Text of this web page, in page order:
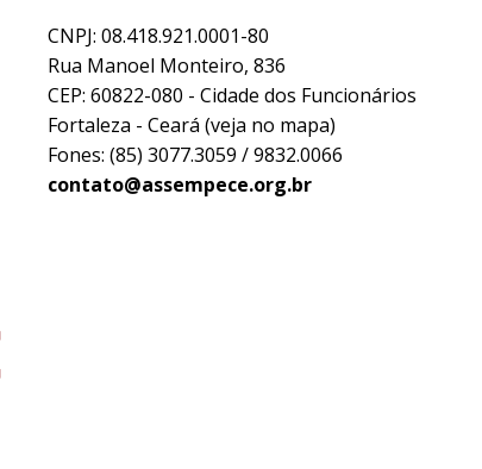
CNPJ: 08.418.921.0001-80
Rua Manoel Monteiro, 836
CEP: 60822-080 - Cidade dos Funcionários
Fortaleza - Ceará (veja no mapa)
Fones: (85) 3077.3059 / 9832.0066
contato@assempece.org.br